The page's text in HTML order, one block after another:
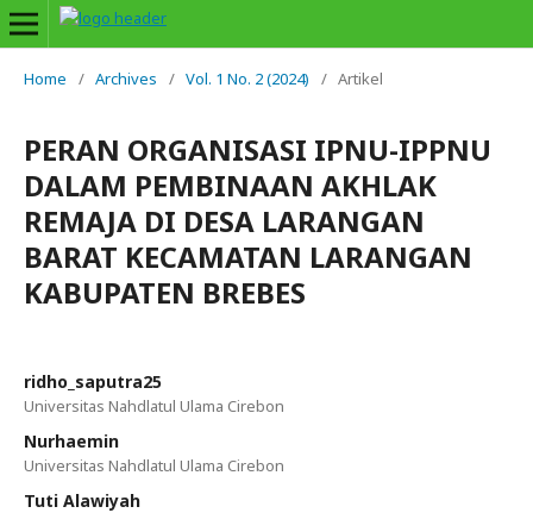
Home / Archives / Vol. 1 No. 2 (2024) / Artikel
PERAN ORGANISASI IPNU-IPPNU
DALAM PEMBINAAN AKHLAK
REMAJA DI DESA LARANGAN
BARAT KECAMATAN LARANGAN
KABUPATEN BREBES
ridho_saputra25
Universitas Nahdlatul Ulama Cirebon
Nurhaemin
Universitas Nahdlatul Ulama Cirebon
Tuti Alawiyah